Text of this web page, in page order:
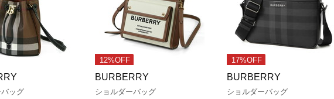
ッグ
12%OFF
BURBERRY
ショルダーバッグ
17%OFF
BURBERRY
ショルダーバッグ